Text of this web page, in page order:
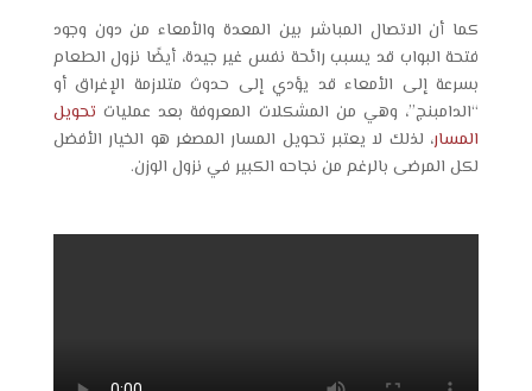
كما أن الاتصال المباشر بين المعدة والأمعاء من دون وجود
فتحة البواب قد يسبب رائحة نفس غير جيدة، أيضًا نزول الطعام
بسرعة إلى الأمعاء قد يؤدي إلى حدوث متلازمة الإغراق أو
“الدامبنج”، وهي من المشكلات المعروفة بعد عمليات تحويل
المسار، لذلك لا يعتبر تحويل المسار المصغر هو الخيار الأفضل
لكل المرضى بالرغم من نجاحه الكبير في نزول الوزن.